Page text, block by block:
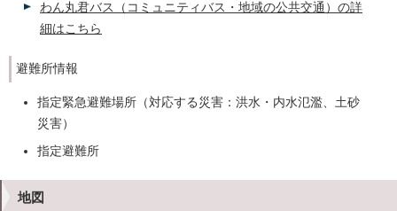
わん丸君バス（コミュニティバス・地域の公共交通）の詳
細はこちら
避難所情報
指定緊急避難場所（対応する災害：洪水・内水氾濫、土砂
災害）
指定避難所
地図